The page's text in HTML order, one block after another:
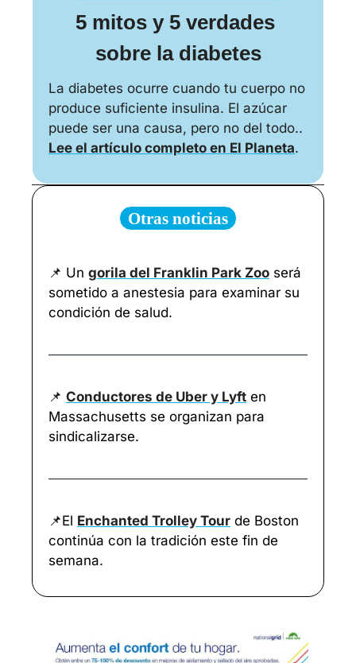
5 mitos y 5 verdades
sobre la diabetes
La diabetes ocurre cuando tu cuerpo no
produce suficiente insulina. El azúcar
Lee el artículo completo en El Planeta.
Otras noticias
📌 Un gorila del Franklin Park Zoo será
sometido a anestesia para examinar su
condición de salud.
📌 Conductores de Uber y Lyft en
Massachusetts se organizan para
sindicalizarse.
📌El Enchanted Trolley Tour de Boston
continúa con la tradición este fin de
semana.